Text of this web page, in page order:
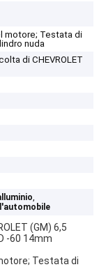
motore; Testata di
nuda
di CHEVROLET
,
(GM) 6,5
-60 14mm
Testata di